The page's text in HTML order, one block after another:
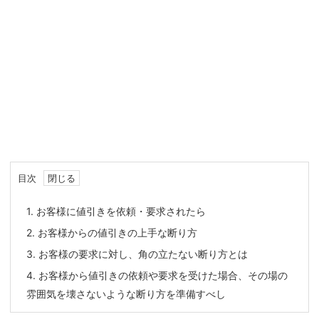
目次
1. お客様に値引きを依頼・要求されたら
2. お客様からの値引きの上手な断り方
3. お客様の要求に対し、角の立たない断り方とは
4. お客様から値引きの依頼や要求を受けた場合、その場の
雰囲気を壊さないような断り方を準備すべし